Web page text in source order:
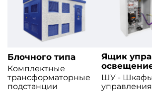
Блочного типа
Комплектные
трансформаторные
подстанции
Ящик
ШУ - Шкафы
управления